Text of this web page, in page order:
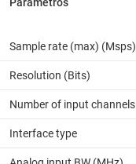
Sample rate (max) (Msps)
Resolution (Bits)
Number of input channels
Interface type